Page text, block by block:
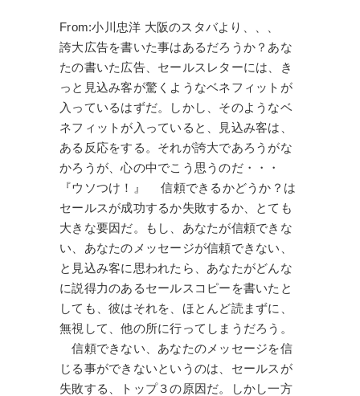
From:小川忠洋 大阪のスタバより、、、
誇大広告を書いた事はあるだろうか？あな
たの書いた広告、セールスレターには、き
っと見込み客が驚くようなベネフィットが
入っているはずだ。しかし、そのようなベ
ネフィットが入っていると、見込み客は、
ある反応をする。それが誇大であろうがな
かろうが、心の中でこう思うのだ・・・
『ウソつけ！』 信頼できるかどうか？は
セールスが成功するか失敗するか、とても
大きな要因だ。もし、あなたが信頼できな
い、あなたのメッセージが信頼できない、
と見込み客に思われたら、あなたがどんな
に説得力のあるセールスコピーを書いたと
しても、彼はそれを、ほとんど読まずに、
無視して、他の所に行ってしまうだろう。
信頼できない、あなたのメッセージを信
じる事ができないというのは、セールスが
失敗する、トップ３の原因だ。しかし一方